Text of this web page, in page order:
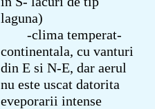
laguna)
-clima temperat-
continentala, cu vanturi
din E si N-E, dar aerul
nu este uscat datorita
eveporarii intense